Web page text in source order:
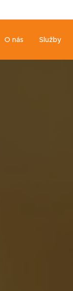
O nás Služby